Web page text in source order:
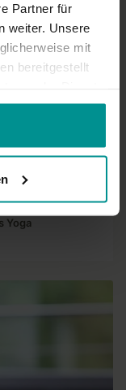
Partner für
weiter. Unsere
mit
bereitgestellt
Yoga